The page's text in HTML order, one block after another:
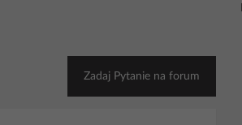
Zadaj Pytanie na forum